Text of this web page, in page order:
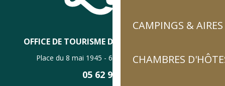
CAMPINGS &
CHAMBRES
OFFICE DE TOURISME DE LUZ-SAINT-SAUVEUR
Place du 8 mai 1945 - 65120 Luz-Saint-Sauveur
05 62 92 30 30